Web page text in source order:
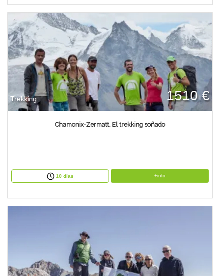
Trekking 1510 €
Chamonix-Zermatt. El trekking soñado
10 días +info